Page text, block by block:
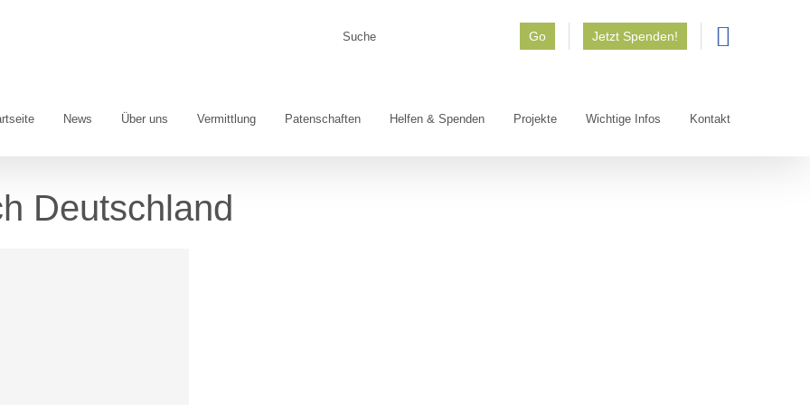
Go Jetzt Spenden!
News Über uns Vermittlung Patenschaften Helfen & Spenden Projekte Wichtige Infos Kontakt
Deutschland